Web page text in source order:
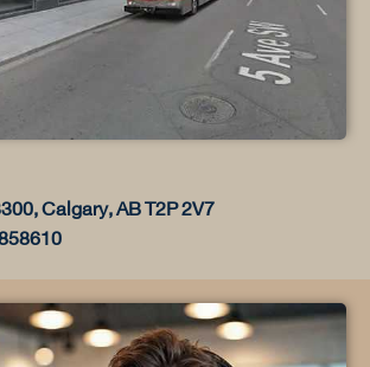
Calgary, AB T2P 2V7